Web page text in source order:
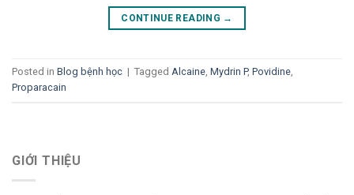
CONTINUE READING →
Posted in Blog bệnh học | Tagged Alcaine, Mydrin P, Povidine,
Proparacain
GIỚI THIỆU